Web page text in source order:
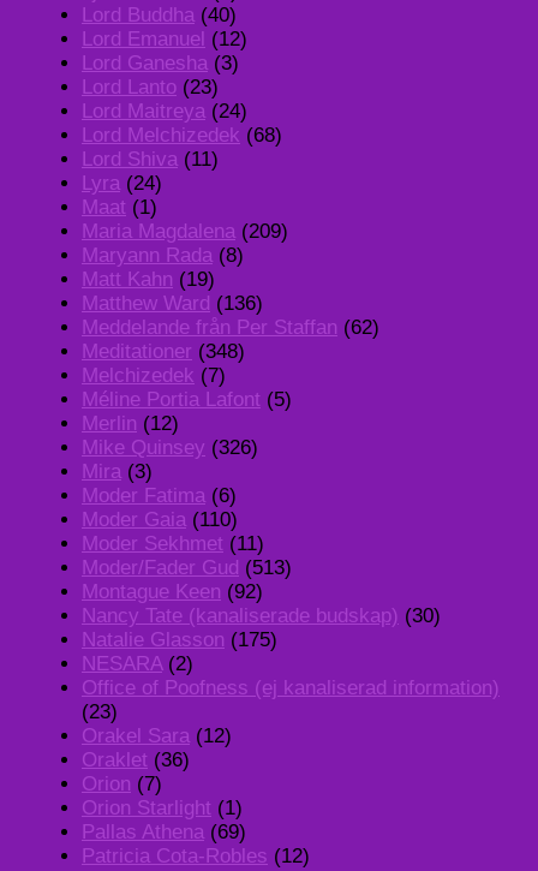
Lord Buddha (40)
Lord Emanuel (12)
Lord Ganesha (3)
Lord Lanto (23)
Lord Maitreya (24)
Lord Melchizedek (68)
Lord Shiva (11)
Lyra (24)
Maat (1)
Maria Magdalena (209)
Maryann Rada (8)
Matt Kahn (19)
Matthew Ward (136)
Meddelande från Per Staffan (62)
Meditationer (348)
Melchizedek (7)
Méline Portia Lafont (5)
Merlin (12)
Mike Quinsey (326)
Mira (3)
Moder Fatima (6)
Moder Gaia (110)
Moder Sekhmet (11)
Moder/Fader Gud (513)
Montague Keen (92)
Nancy Tate (kanaliserade budskap) (30)
Natalie Glasson (175)
NESARA(2)
Office of Poofness (ej kanaliserad information)
(23)
Orakel Sara (12)
Oraklet (36)
Orion (7)
Orion Starlight (1)
Pallas Athena (69)
Patricia Cota-Robles (12)